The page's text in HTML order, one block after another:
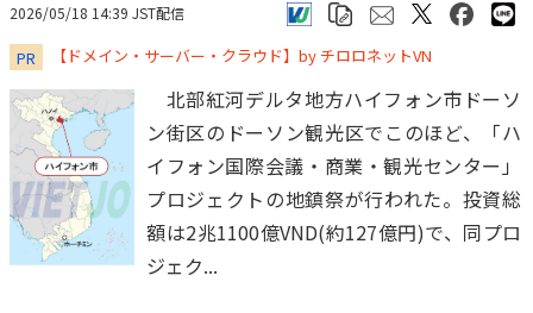
2026/05/18 14:39 JST配信
PR ​​​​​​​【ドメイン・サーバー・クラウド】by チロロネットVN
北部紅河デルタ地方ハイフォン市ドーソ
ン街区のドーソン観光区でこのほど、「ハ
イフォン国際会議・商業・観光センター」
プロジェクトの地鎮祭が行われた。投資総
額は2兆1100億VND(約127億円)で、同プロ
ジェク...